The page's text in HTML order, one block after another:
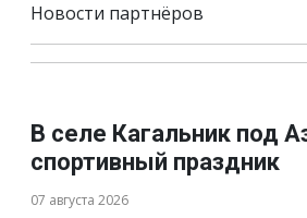
Новости партнёров
В селе Кагальник под
спортивный праздник
07 августа 2026